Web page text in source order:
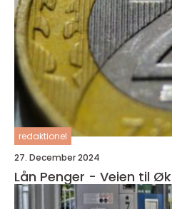
redaktionel
27. December 2024
Lån Penger - Veien til